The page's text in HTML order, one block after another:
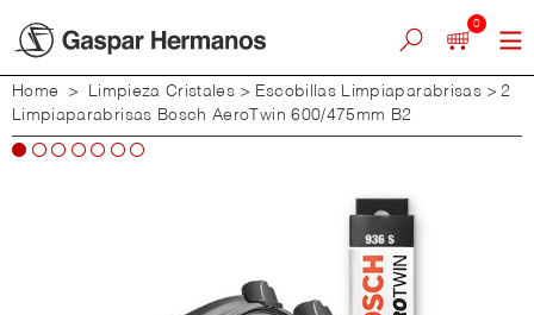
0
Home > Limpieza Cristales > Escobillas Limpiaparabrisas > 2
Limpiaparabrisas Bosch AeroTwin 600/475mm B2